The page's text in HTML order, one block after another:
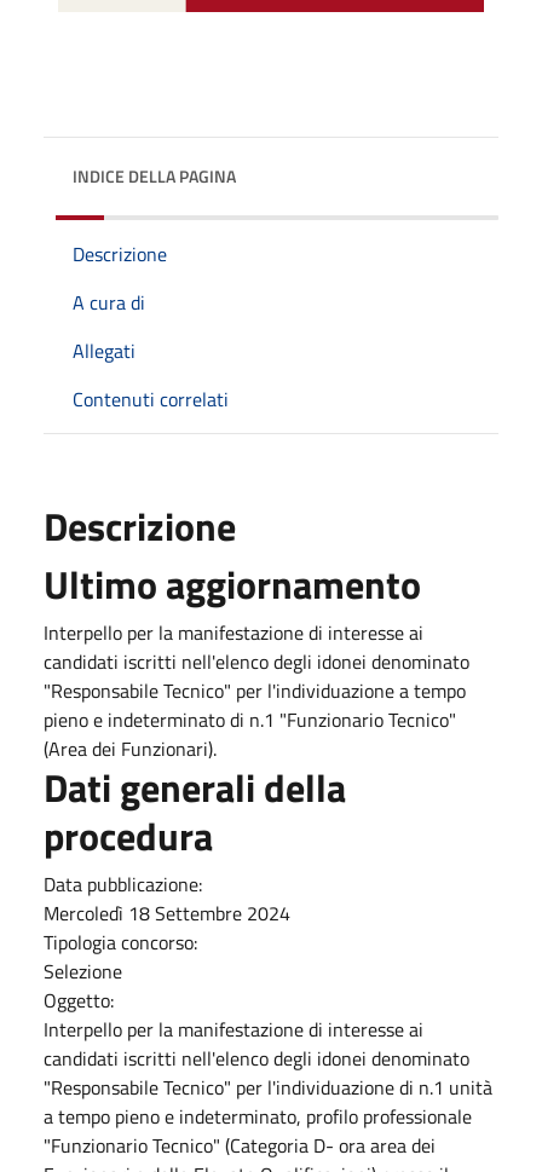
INDICE DELLA PAGINA
Descrizione
A cura di
Allegati
Contenuti correlati
Descrizione
Ultimo aggiornamento
Interpello per la manifestazione di interesse ai
candidati iscritti nell'elenco degli idonei denominato
"Responsabile Tecnico" per l'individuazione a tempo
pieno e indeterminato di n.1 "Funzionario Tecnico"
(Area dei Funzionari).
Dati generali della
procedura
Data pubblicazione:
Mercoledì 18 Settembre 2024
Tipologia concorso:
Selezione
Oggetto:
Interpello per la manifestazione di interesse ai
candidati iscritti nell'elenco degli idonei denominato
"Responsabile Tecnico" per l'individuazione di n.1 unità
a tempo pieno e indeterminato, profilo professionale
"Funzionario Tecnico" (Categoria D- ora area dei